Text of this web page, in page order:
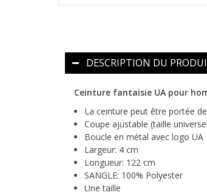
DESCRIPTION DU
Ceinture fantaisie UA pour
La ceinture peut être portée
Coupe ajustable (taille
Boucle en métal avec logo UA
Largeur: 4 cm
Longueur: 122 cm
SANGLE: 100% Polyester
Une taille